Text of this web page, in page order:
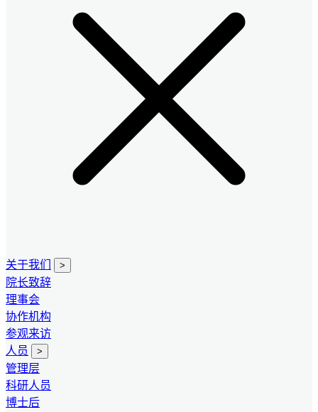
关于我们 >
院长致辞
理事会
协作机构
参观来访
人员
>
管理层
科研人员
博士后